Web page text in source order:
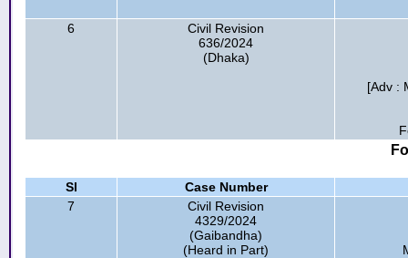
6
Civil Revision
636/2024
(Dhaka)
[Adv :
Sl
Case Number
7
Civil Revision
4329/2024
(Gaibandha)
(Heard in Part)